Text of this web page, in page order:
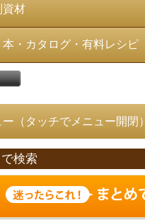
資材
本・カタログ・有料レシピ
ー（タッチでメニュー開閉）
検索